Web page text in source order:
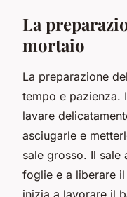
La
mortaio
La preparazione
tempo e pazienza.
lavare
asciugarle e
sale grosso. Il sale
foglie e a liberare
inizia a lavorare il